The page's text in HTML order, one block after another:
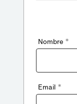
Nombre *
Email *